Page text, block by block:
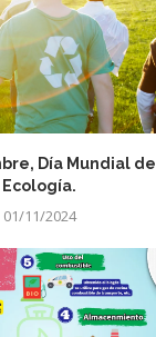
Día Mundial
Ecología.
01/11/2024